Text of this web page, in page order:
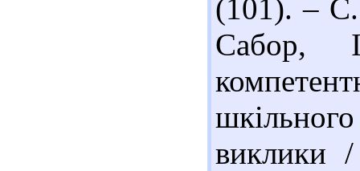
(101). – С.
Сабор,
виклики